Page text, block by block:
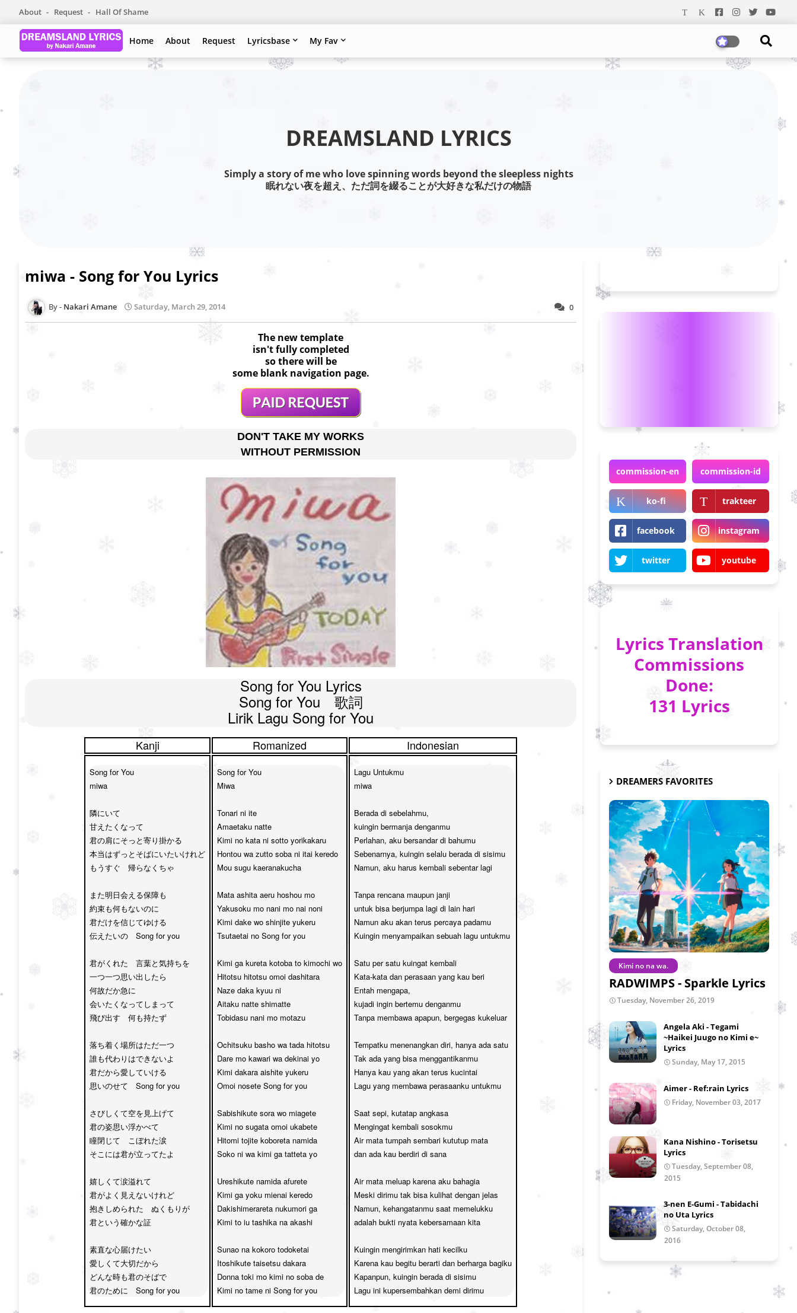
About Request Hall Of Shame
Home About Request Lyricsbase My Fav
DREAMSLAND LYRICS
Simply a story of me who love spinning words beyond the sleepless nights
眠れない夜を超え、ただ詞を綴ることが大好きな私だけの物語
miwa - Song for You Lyrics
0
Nakari Amane Saturday, March 29, 2014
The new template
isn't fully completed
so there will be
some blank navigation page.
DON'T TAKE MY WORKS
WITHOUT PERMISSION
Song for You Lyrics
Song for You　歌詞
Lirik Lagu Song for You
Kanji Romanized Indonesian
Song for You
miwa
隣にいて
甘えたくなって
君の肩にそっと寄り掛かる
本当はずっとそばにいたいけれど
もうすぐ　帰らなくちゃ
また明日会える保障も
約束も何もないのに
君だけを信じてゆける
伝えたいの　Song for you
君がくれた　言葉と気持ちを
一つ一つ思い出したら
何故だか急に
会いたくなってしまって
飛び出す　何も持たず
落ち着く場所はただ一つ
誰も代わりはできないよ
君だから愛していける
思いのせて　Song for you
さびしくて空を見上げて
君の姿思い浮かべて
瞳閉じて　こぼれた涙
そこには君が立ってたよ
嬉しくて涙溢れて
君がよく見えないけれど
抱きしめられた　ぬくもりが
君という確かな証
素直な心届けたい
愛しくて大切だから
どんな時も君のそばで
君のために　Song for you
Song for You
Miwa
Tonari ni ite
Amaetaku natte
Kimi no kata ni sotto yorikakaru
Hontou wa zutto soba ni itai keredo
Mou sugu kaeranakucha
Mata ashita aeru hoshou mo
Yakusoku mo nani mo nai noni
Kimi dake wo shinjite yukeru
Tsutaetai no Song for you
Kimi ga kureta kotoba to kimochi wo
Hitotsu hitotsu omoi dashitara
Naze daka kyuu ni
Aitaku natte shimatte
Tobidasu nani mo motazu
Ochitsuku basho wa tada hitotsu
Dare mo kawari wa dekinai yo
Kimi dakara aishite yukeru
Omoi nosete Song for you
Sabishikute sora wo miagete
Kimi no sugata omoi ukabete
Hitomi tojite koboreta namida
Soko ni wa kimi ga tatteta yo
Ureshikute namida afurete
Kimi ga yoku mienai keredo
Dakishimerareta nukumori ga
Kimi to iu tashika na akashi
Sunao na kokoro todoketai
Itoshikute taisetsu dakara
Donna toki mo kimi no soba de
Kimi no tame ni Song for you
Lagu Untukmu
miwa
Berada di sebelahmu,
kuingin bermanja denganmu
Perlahan, aku bersandar di bahumu
Sebenarnya, kuingin selalu berada di sisimu
Namun, aku harus kembali sebentar lagi
Tanpa rencana maupun janji
untuk bisa berjumpa lagi di lain hari
Namun aku akan terus percaya padamu
Kuingin menyampaikan sebuah lagu untukmu
Satu per satu kuingat kembali
Kata-kata dan perasaan yang kau beri
Entah mengapa,
kujadi ingin bertemu denganmu
Tanpa membawa apapun, bergegas kukeluar
Tempatku menenangkan diri, hanya ada satu
Tak ada yang bisa menggantikanmu
Hanya kau yang akan terus kucintai
Lagu yang membawa perasaanku untukmu
Saat sepi, kutatap angkasa
Mengingat kembali sosokmu
Air mata tumpah sembari kututup mata
dan ada kau berdiri di sana
Air mata meluap karena aku bahagia
Meski dirimu tak bisa kulihat dengan jelas
Namun, kehangatanmu saat memelukku
adalah bukti nyata kebersamaan kita
Kuingin mengirimkan hati kecilku
Karena kau begitu berarti dan berharga bagiku
Kapanpun, kuingin berada di sisimu
Lagu ini kupersembahkan demi dirimu
commission-en commission-id
ko-fi trakteer
facebook instagram
twitter youtube
Lyrics Translation
Commissions
Done:
131 Lyrics
DREAMERS FAVORITES
Kimi no na wa.
RADWIMPS - Sparkle Lyrics
Tuesday, November 26, 2019
Angela Aki - Tegami
~Haikei Juugo no Kimi e~
Lyrics
Sunday, May 17, 2015
Aimer - Ref:rain Lyrics
Friday, November 03, 2017
Kana Nishino - Torisetsu
Lyrics
Tuesday, September 08,
2015
3-nen E-Gumi - Tabidachi
no Uta Lyrics
Saturday, October 08,
2016